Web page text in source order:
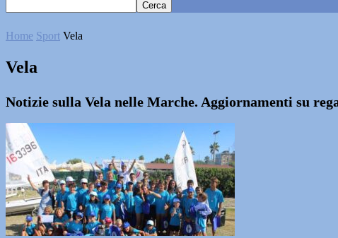
Home Sport Vela
Vela
Notizie sulla Vela nelle Marche. Aggiornamenti su